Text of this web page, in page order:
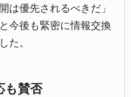
は優先されるべきだ」
今後も緊密に情報交換
た。
も賛否